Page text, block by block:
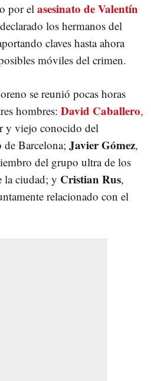
por el asesinato de Valentín
los hermanos del
claves hasta ahora
móviles del crimen.
se reunió pocas horas
hombres: David Caballero,
y viejo conocido del
Barcelona; Javier Gómez,
del grupo ultra de los
la ciudad; y Cristian Rus,
relacionado con el